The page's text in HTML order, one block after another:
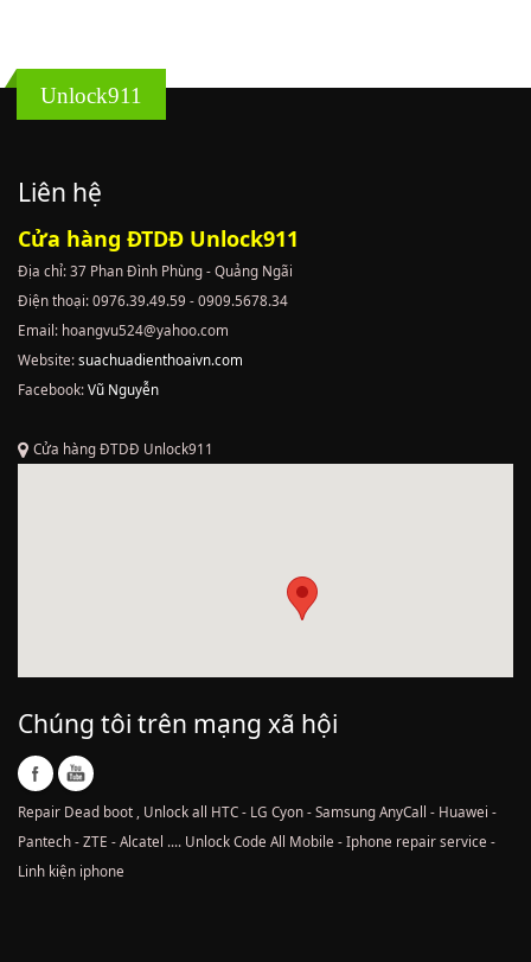
Unlock911
Liên hệ
Cửa hàng ĐTDĐ Unlock911
Địa chỉ: 37 Phan Đình Phùng - Quảng Ngãi
Điện thoại: 0976.39.49.59 - 0909.5678.34
Email: hoangvu524@yahoo.com
Website:suachuadienthoaivn.com
Facebook:Vũ Nguyễn
Cửa hàng ĐTDĐ Unlock911
Chúng tôi trên mạng xã hội
Repair Dead boot , Unlock all HTC - LG Cyon - Samsung AnyCall - Huawei -
Pantech - ZTE - Alcatel .... Unlock Code All Mobile - Iphone repair service -
Linh kiện iphone